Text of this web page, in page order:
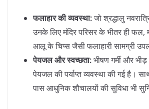
फलाहार की व्यवस्था:जो श्रद्धालु
उनके लिए मंदिर परिसर के भीतर ही
आलू के चिप्स जैसी फलाहारी सामग्री
पेयजल और स्वच्छता:भीषण गर्मी और
पेयजल की पर्याप्त व्यवस्था की गई है।
पास आधुनिक शौचालयों की सुविधा भी